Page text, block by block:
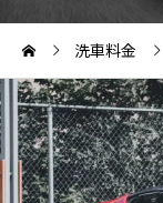
洗車料金